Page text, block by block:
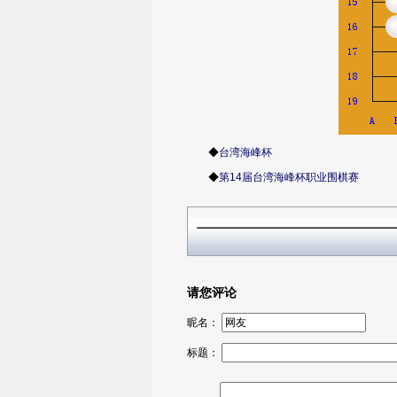
◆台湾海峰杯
◆第14届台湾海峰杯职业围棋赛
请您评论
昵名：
标题：